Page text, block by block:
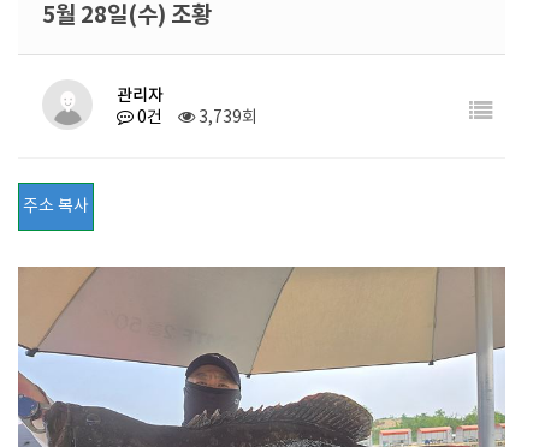
5월 28일(수) 조황
관리자
0건 3,739회
주소 복사